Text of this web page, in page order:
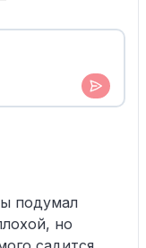
подумал
но